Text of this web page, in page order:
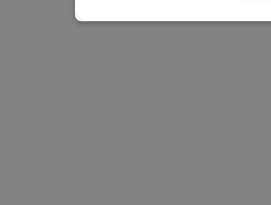
Niezbędne Wydajność